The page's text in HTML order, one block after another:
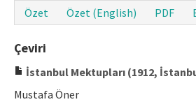
Özet
Özet (English) PDF
Çeviri
İstanbul Mektupları (1912,
Mustafa Öner